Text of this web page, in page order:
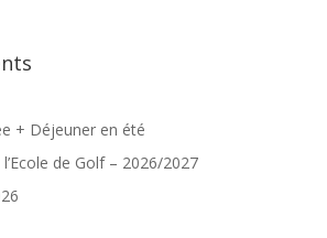
+ Déjeuner en été
de Golf – 2026/2027